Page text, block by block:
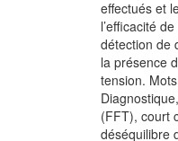
effectués et
l’efficacité
détection de
la présence
tension.
(FFT), court
déséquilibre